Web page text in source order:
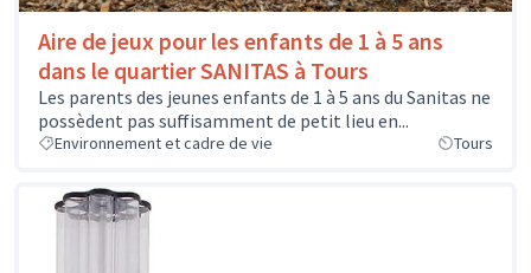
Aire de jeux pour les enfants de 1 à 5 ans
dans le quartier SANITAS à Tours
Les parents des jeunes enfants de 1 à 5 ans du Sanitas ne
possèdent pas suffisamment de petit lieu en...
Environnement et cadre de vie Tours